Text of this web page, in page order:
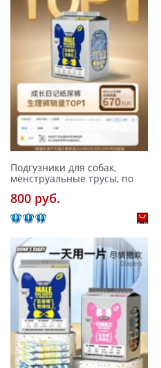
Подгузники для собак,
менструальные трусы, по
800 pуб.